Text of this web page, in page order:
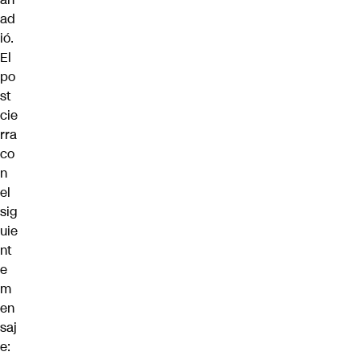
ad
ió.
El
po
st
cie
rra
co
n
el
sig
uie
nt
e
m
en
saj
e: